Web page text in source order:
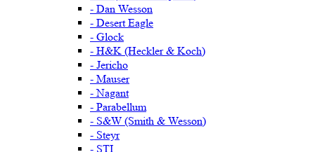
- Dan Wesson
- Desert Eagle
- Glock
- H&K (Heckler & Koch)
- Jericho
- Mauser
- Nagant
- Parabellum
- S&W (Smith & Wesson)
- Steyr
- STI